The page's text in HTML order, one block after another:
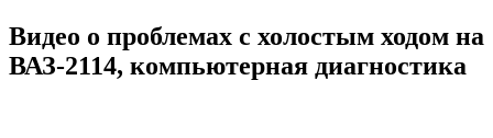
Видео о проблемах с холостым ходом на
ВАЗ-2114, компьютерная диагностика